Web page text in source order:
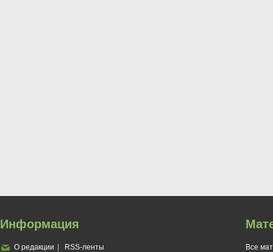
Информация
О редакции RSS-ленты Все